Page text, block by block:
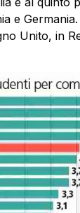
e
Unito, in